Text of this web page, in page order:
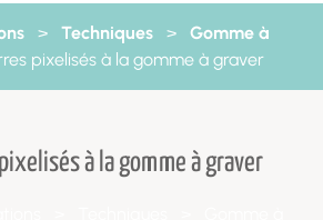
> Techniques >
Gomme à
pixelisés à la gomme à graver
à la gomme à graver